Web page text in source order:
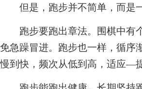
但是，跑步并不简单，而是
跑步要跑出章法。围棋中有个
免急躁冒进。跑步也一样，循序
慢到快，频次从低到高，适应—